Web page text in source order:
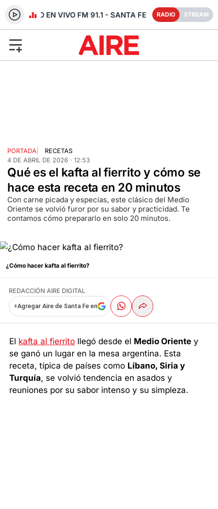
RADIO EN VIVO FM 91.1 - SANTA FE RADIO STREAM
PORTADA
RECETAS
4 DE ABRIL DE 2026 · 12:53
Qué es el kafta al fierrito y cómo se
hace esta receta en 20 minutos
Con carne picada y especias, este clásico del Medio
Oriente se volvió furor por su sabor y practicidad. Te
contamos cómo prepararlo en solo 20 minutos.
¿Cómo hacer kafta al fierrito?
REDACCIÓN AIRE DIGITAL
+Agregar Aire de Santa Fe en
El kafta al fierrito llegó desde el Medio Oriente y
se ganó un lugar en la mesa argentina. Esta
receta, típica de países como Líbano, Siria y
Turquía, se volvió tendencia en asados y
reuniones por su sabor intenso y su simpleza.